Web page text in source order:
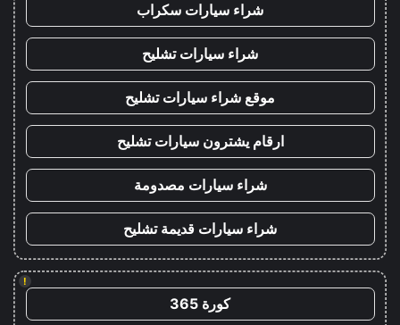
شراء سيارات سكراب
شراء سيارات تشليح
موقع شراء سيارات تشليح
ارقام يشترون سيارات تشليح
شراء سيارات مصدومة
شراء سيارات قديمة تشليح
!
كورة 365